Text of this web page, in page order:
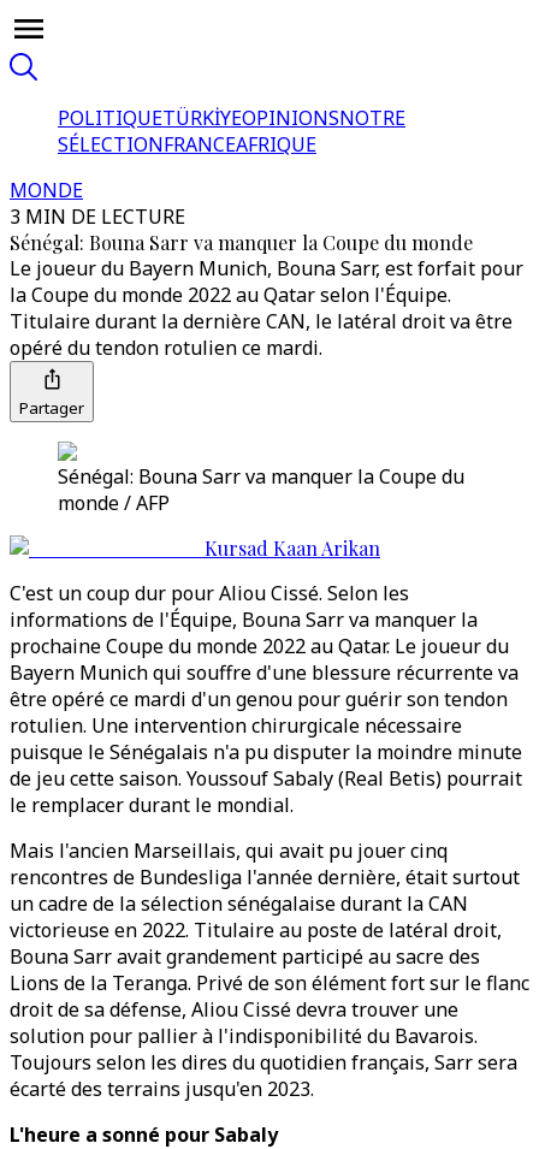
POLITIQUETÜRKİYEOPINIONSNOTRE
SÉLECTIONFRANCEAFRIQUE
MONDE
3 MIN DE LECTURE
Sénégal: Bouna Sarr va manquer la Coupe du monde
Le joueur du Bayern Munich, Bouna Sarr, est forfait pour
la Coupe du monde 2022 au Qatar selon l'Équipe.
Titulaire durant la dernière CAN, le latéral droit va être
opéré du tendon rotulien ce mardi.
Partager
Sénégal: Bouna Sarr va manquer la Coupe du
monde / AFP
Kursad Kaan Arikan
C'est un coup dur pour Aliou Cissé. Selon les
informations de l'Équipe, Bouna Sarr va manquer la
prochaine Coupe du monde 2022 au Qatar. Le joueur du
Bayern Munich qui souffre d'une blessure récurrente va
être opéré ce mardi d'un genou pour guérir son tendon
rotulien. Une intervention chirurgicale nécessaire
puisque le Sénégalais n'a pu disputer la moindre minute
de jeu cette saison. Youssouf Sabaly (Real Betis) pourrait
le remplacer durant le mondial.
Mais l'ancien Marseillais, qui avait pu jouer cinq
rencontres de Bundesliga l'année dernière, était surtout
un cadre de la sélection sénégalaise durant la CAN
victorieuse en 2022. Titulaire au poste de latéral droit,
Bouna Sarr avait grandement participé au sacre des
Lions de la Teranga. Privé de son élément fort sur le flanc
droit de sa défense, Aliou Cissé devra trouver une
solution pour pallier à l'indisponibilité du Bavarois.
Toujours selon les dires du quotidien français, Sarr sera
écarté des terrains jusqu'en 2023.
L'heure a sonné pour Sabaly